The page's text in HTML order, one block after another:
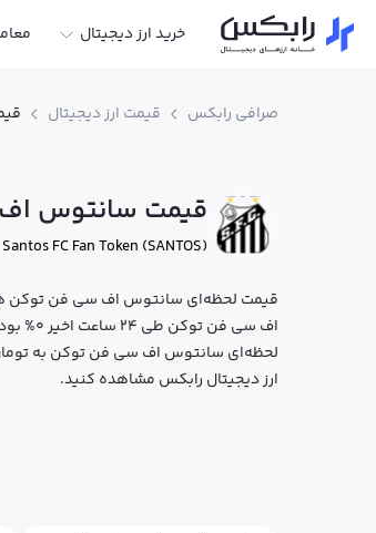
خرید ارز دیجیتال
صرافی رابکس قیمت ارز دیجیتال
قیمت سانتوس
Santos FC Fan Token (SANTOS)
لحظه‌ای سانتوس اف سی فن توکن به
ارز دیجیتال رابکس مشاهده کنید.